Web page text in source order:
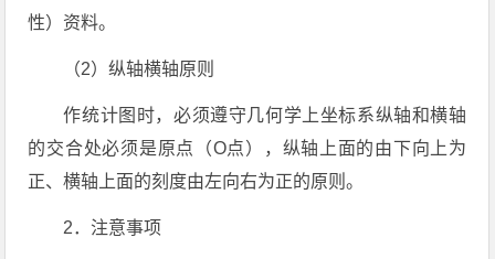
性）资料。
（2）纵轴横轴原则
作统计图时，必须遵守几何学上坐标系纵轴和横轴
的交合处必须是原点（O点），纵轴上面的由下向上为
正、横轴上面的刻度由左向右为正的原则。
2．注意事项